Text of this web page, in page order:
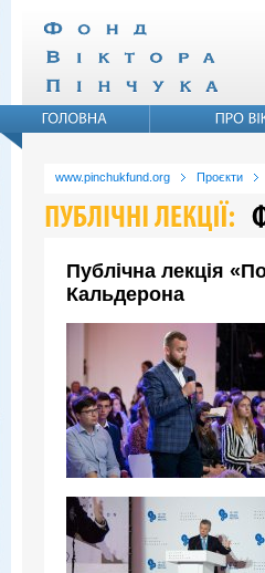
www.pinchukfund.org Проєкти
Публічна лекція
Кальдерона